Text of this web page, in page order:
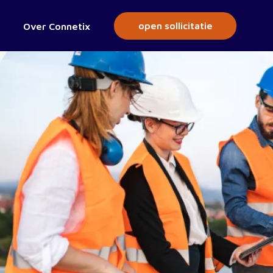
Over Connetix open sollicitatie